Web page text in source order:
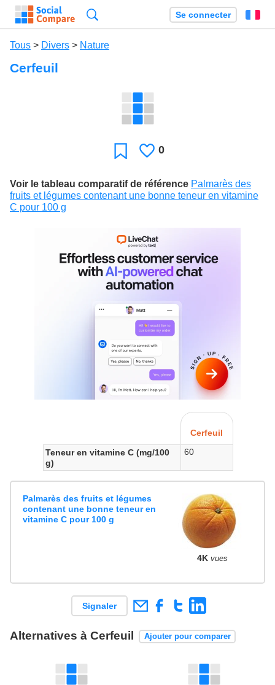
Se connecter
Tous > Divers > Nature
Cerfeuil
Favori J'aime
0
Voir le tableau comparatif de référence Palmarès des
fruits et légumes contenant une bonne teneur en vitamine
C pour 100 g
Cerfeuil
Teneur en vitamine C (mg/100
g)
60
Palmarès des fruits et légumes
contenant une bonne teneur en
vitamine C pour 100 g
4K vues
Signaler
Alternatives à Cerfeuil Ajouter pour comparer